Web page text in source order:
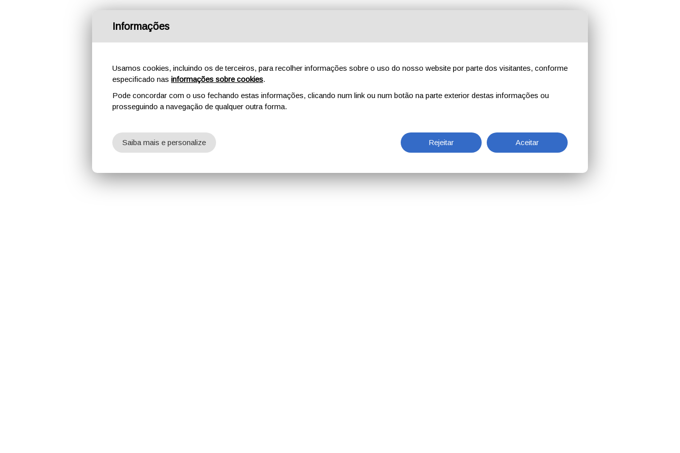
Informações
Usamos cookies, incluindo os de terceiros, para recolher informações sobre o uso do nosso website por parte dos visitantes, conforme
especificado nas informações sobre cookies.
Pode concordar com o uso fechando estas informações, clicando num link ou num botão na parte exterior destas informações ou
prosseguindo a navegação de qualquer outra forma.
Rejeitar Aceitar
Saiba mais e personalize